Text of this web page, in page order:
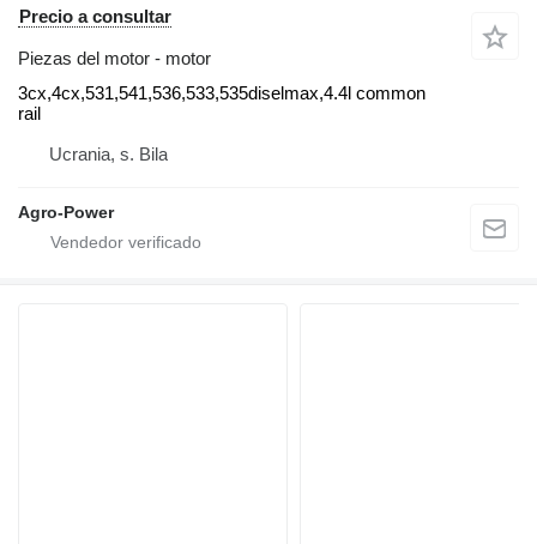
Precio a consultar
Piezas del motor - motor
3cx,4cx,531,541,536,533,535diselmax,4.4l common
rail
Ucrania, s. Bila
Agro-Power